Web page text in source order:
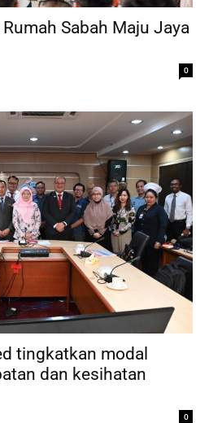
Sabah Maju Jaya
0
tingkatkan modal
dan kesihatan
0